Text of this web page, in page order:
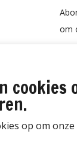
om
cookies
op om